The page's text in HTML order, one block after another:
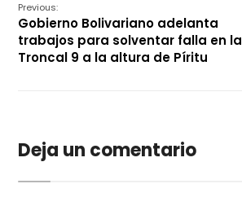
Previous:
Gobierno Bolivariano adelanta
trabajos para solventar falla en la
Troncal 9 a la altura de Píritu
Deja un comentario